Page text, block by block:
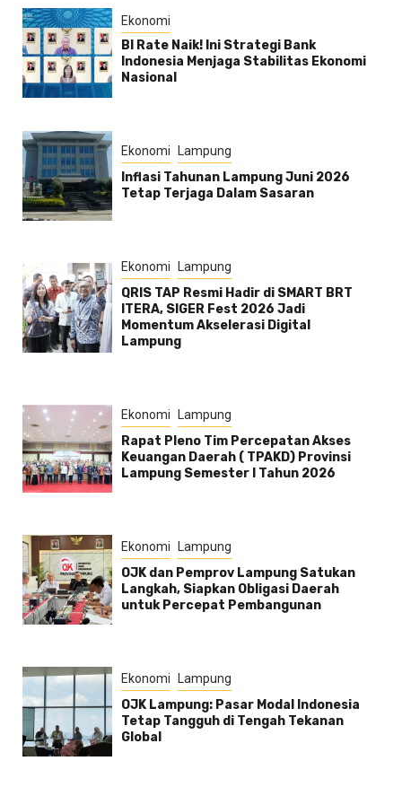
Ekonomi
BI Rate Naik! Ini Strategi Bank
Indonesia Menjaga Stabilitas Ekonomi
Nasional
Ekonomi Lampung
Inflasi Tahunan Lampung Juni 2026
Tetap Terjaga Dalam Sasaran
Ekonomi Lampung
QRIS TAP Resmi Hadir di SMART BRT
ITERA, SIGER Fest 2026 Jadi
Momentum Akselerasi Digital
Lampung
Ekonomi Lampung
Rapat Pleno Tim Percepatan Akses
Keuangan Daerah ( TPAKD) Provinsi
Lampung Semester l Tahun 2026
Ekonomi Lampung
OJK dan Pemprov Lampung Satukan
Langkah, Siapkan Obligasi Daerah
untuk Percepat Pembangunan
Ekonomi Lampung
OJK Lampung: Pasar Modal Indonesia
Tetap Tangguh di Tengah Tekanan
Global